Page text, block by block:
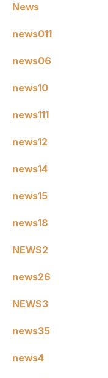
News
news011
news06
news10
news111
news12
news14
news15
news18
NEWS2
news26
NEWS3
news35
news4